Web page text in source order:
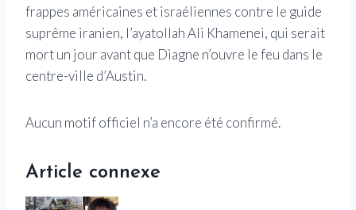
frappes américaines et israéliennes contre le guide
suprême iranien, l’ayatollah Ali Khamenei, qui serait
mort un jour avant que Diagne n’ouvre le feu dans le
centre-ville d’Austin.
Aucun motif officiel n’a encore été confirmé.
Article connexe